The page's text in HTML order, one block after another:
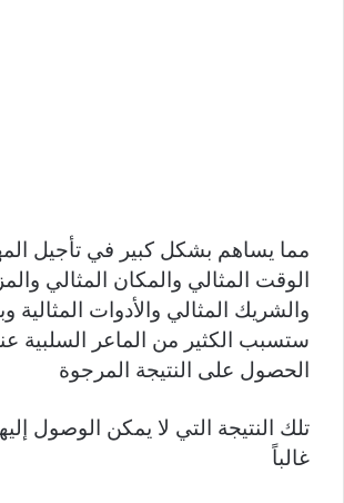
مما يساهم بشكل كبير في تأجيل
الوقت المثالي والمكان المثالي
والشريك المثالي والأدوات المثالية
ستسبب الكثير من الماعر السلبية
الحصول على النتيجة المرجوة
تلك النتيجة التي لا يمكن الوصول
غالباً